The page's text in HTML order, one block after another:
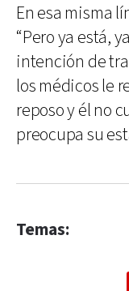
En esa misma
“Pero ya está,
intención de
los médicos le
reposo y él no
preocupa su
Temas: